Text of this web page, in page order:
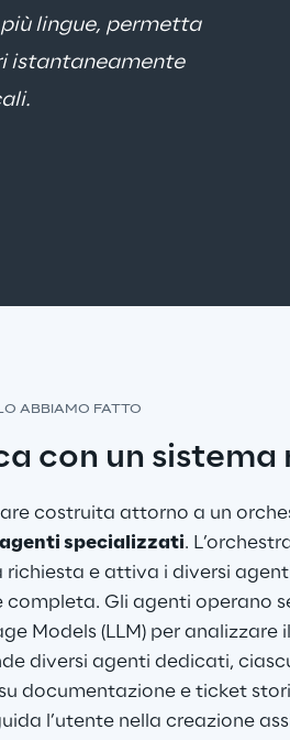
lingue, permetta
istantaneamente
ABBIAMO FATTO
con un
costruita attorno a un
agenti specializzati.
e attiva i diversi
completa. Gli agenti operano
Models (LLM) per analizzare
diversi agenti dedicati,
documentazione e ticket
l’utente nella creazione